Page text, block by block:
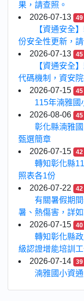
果，請查照。
2026-07-13
49
【資通安全
份安全性更新，
2026-07-13
45
【資通安全
代碼機制，資安
2026-07-15
45
115年湳雅國
2026-08-06
45
彰化縣湳雅
甄選簡章
2026-07-15
42
轉知彰化縣
照表各1份
2026-07-22
42
有關暑假期
暑、熱傷害，詳
2026-07-15
40
轉知彰化縣
級認證增能培訓
2026-07-14
39
湳雅國小資